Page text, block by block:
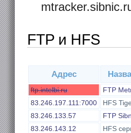
FTP и HFS
Адрес
ftp.intelbi.ru FTP
83.246.197.111:7000
HFS
83.246.133.57
FTP
83.246.143.12
HFS